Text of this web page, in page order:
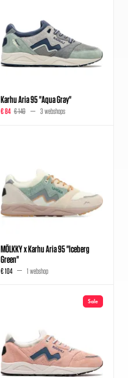
Karhu Aria 95 "Aqua Gray"
€ 84 € 140 3 webshops
MÖLKKY x Karhu Aria 95 "Iceberg
Green"
€ 104 1 webshop
Sale